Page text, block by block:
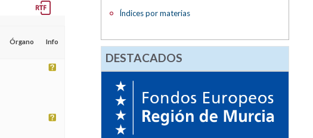
Órgano Info
Índices por materias
DESTACADOS